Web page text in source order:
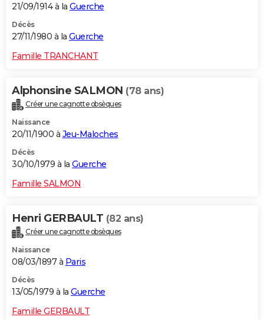
21/09/1914 à la Guerche
Décès
27/11/1980 à la Guerche
Famille TRANCHANT
Alphonsine SALMON (78 ans)
Créer une cagnotte obsèques
Naissance
20/11/1900 à Jeu-Maloches
Décès
30/10/1979 à la Guerche
Famille SALMON
Henri GERBAULT (82 ans)
Créer une cagnotte obsèques
Naissance
08/03/1897 à Paris
Décès
13/05/1979 à la Guerche
Famille GERBAULT